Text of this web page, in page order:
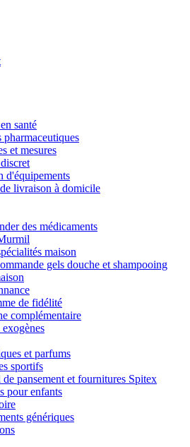
santé
pharmaceutiques
et mesures
d'équipements
livraison à domicile
des médicaments
maison
gels douche et shampooing
de fidélité
complémentaire
et parfums
sportifs
pansement et fournitures Spitex
pour enfants
génériques